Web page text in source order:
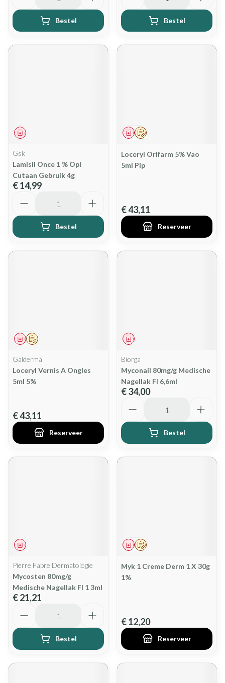
Bestel Bestel
Geneesmiddel
Gsk
Lamisil Once 1 % Opl
Cutaan Gebruik 4g
€ 14,99
Bestel
Op voorschrift
Geneesmiddel
Loceryl Orifarm 5% Vao
5ml Pip
€ 43,11
Reserveer
Op voorschrift
Geneesmiddel
Galderma
Loceryl Vernis A Ongles
5ml 5%
€ 43,11
Reserveer
Geneesmiddel
Biorga
Myconail 80mg/g Medische
Nagellak Fl 6,6ml
€ 34,00
Bestel
Geneesmiddel
Pierre Fabre Dermatologie
Mycosten 80mg/g
Medische Nagellak Fl 1 3ml
€ 21,21
Bestel
Op voorschrift
Geneesmiddel
Myk 1 Creme Derm 1 X 30g
1%
€ 12,20
Reserveer